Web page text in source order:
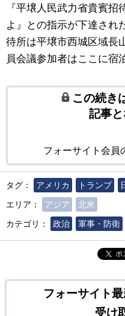
『平壌人民武力省貴賓
よ』との指示が下達され
待所は平壌市西城区域長
員会議参加者はここに宿
この続き
記事と
フォーサイト会員
タグ： アメリカ トランプ
エリア：
アジア
北米
カテゴリ：
政治 軍事・防衛
ポ
フォーサイト
受け